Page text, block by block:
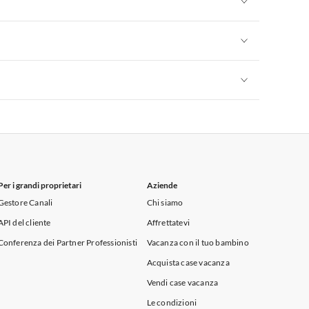
i grandi proprietari
Canali
del cliente
dei Partner Professionisti
Aziende
Chi siamo
Affrettatevi
Vacanza con il tuo bambino
Acquista case vacanza
Vendi case vacanza
Le condizioni